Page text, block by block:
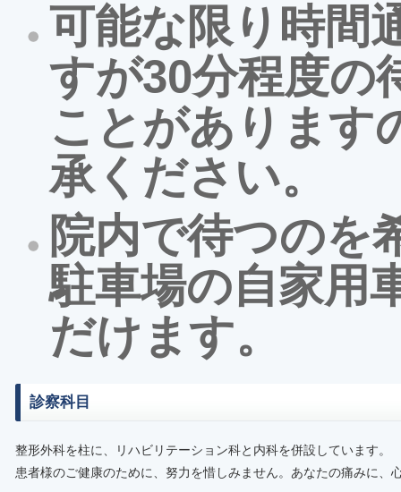
可能な限り時間
すが30分程度の
ことがあります
承ください。
院内で待つのを
駐車場の自家用
だけます。
診察科目
整形外科を柱に、リハビリテーション科と内科を併設しています。
患者様のご健康のために、努力を惜しみません。あなたの痛みに、